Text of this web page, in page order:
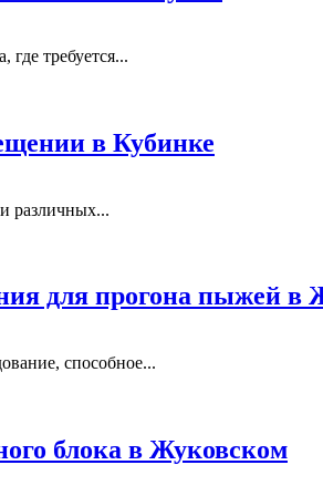
требуется...
в Кубинке
различных...
для прогона пыжей в
способное...
блока в Жуковском